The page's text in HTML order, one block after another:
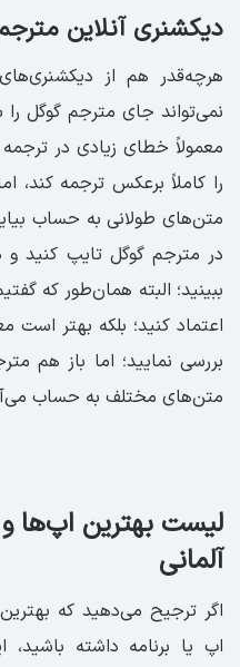
دیکشنری آنلاین
هرچه‌قدر هم از
نمی‌تواند جای مترجم گوگل
معمولاً خطای زیادی در
را کاملاً برعکس ترجمه کند،
متن‌های طولانی به حساب
در مترجم گوگل تایپ کنید و
ببینید؛ البته همان‌طور که
اعتماد کنید؛ بلکه بهتر
بررسی نمایید؛ اما باز هم
متن‌های مختلف به حساب
لیست بهترین اپ‌ها
آلمانی
اگر ترجیح می‌دهید که
اپ یا برنامه داشته